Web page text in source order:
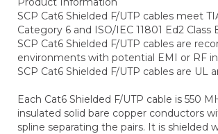
SCP Cat6 Shielded F/UTP cables meet
Category 6 and ISO/IEC 11801 Ed2 Class
SCP Cat6 Shielded F/UTP cables are
environments with potential EMI or RF
SCP Cat6 Shielded F/UTP cables are UL
Each Cat6 Shielded F/UTP cable is 550
insulated solid bare copper conductors
spline separating the pairs. It is shielded